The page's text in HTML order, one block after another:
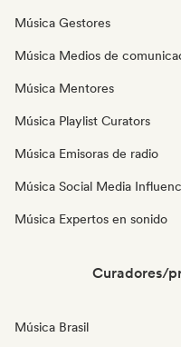
Música Gestores
Música Medios de
Música Mentores
Música Playlist Curators
Música Emisoras de radio
Música Social Media
Música Expertos en sonido
Curadores/
Música Brasil